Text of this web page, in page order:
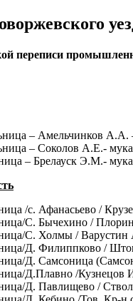
переписи
– Амельчинков А.А.
– Соколов А.Е.-
– Брелауск Э.М.-
/с. Афанасьево /
С. Бычехино / Плорин
С. Холмы / Варустин
Д. Филиппково /
Д. Самсоница
Д.Плавно /Кузнецов
Д. Павлищево /